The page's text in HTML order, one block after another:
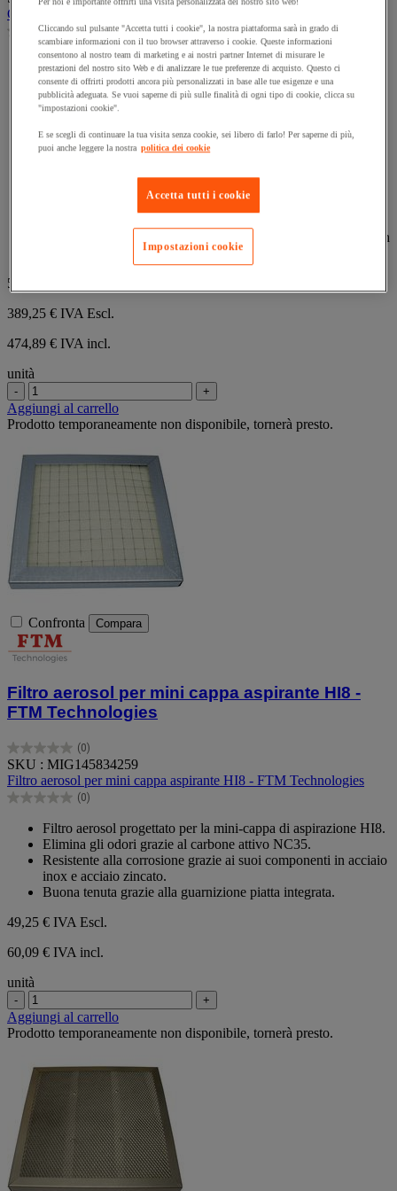
su
5
stelle.
Corpo dual solo
(0)
stelle.
Corpo Dual solo per ferro da saldare e risaldare.
Regolazione rapida e precisa delle temperature pilotata da
microprocessore.
Auto-diagnostica delle anomalie di funzionamento tramite
Tre livelli di programmazione (stand-by e blocco temperatura
+ offset*).
microprocessore pilota di tipo ST6.
*Funzione Offset: far coincidere la temperatura del guasto con
quella visualizzata.
519,00 €
389,25 € IVA Escl.
474,89 € IVA incl.
unità
- +
Aggiungi al carrello
Prodotto temporaneamente non disponibile, tornerà presto.
Confronta Compara
Filtro aerosol per mini cappa aspirante HI8 -
FTM Technologies
(0)
0.0
su
5
stelle.
SKU : MIG145834259
Filtro aerosol per mini cappa aspirante HI8 - FTM Technologies
(0)
0.0
Filtro aerosol progettato per la mini-cappa di aspirazione HI8.
Elimina gli odori grazie al carbone attivo NC35.
Resistente alla corrosione grazie ai suoi componenti in acciaio
inox e acciaio zincato.
Buona tenuta grazie alla guarnizione piatta integrata.
49,25 € IVA Escl.
60,09 € IVA incl.
unità
- +
Aggiungi al carrello
Prodotto temporaneamente non disponibile, tornerà presto.
Cliccando sul pulsante "Accetta tutti i cookie", la nostra piattaforma sarà in grado di
scambiare informazioni con il tuo browser attraverso i cookie. Queste informazioni
consentono al nostro team di marketing e ai nostri partner Internet di misurare le
prestazioni del nostro sito Web e di analizzare le tue preferenze di acquisto. Questo ci
consente di offrirti prodotti ancora più personalizzati in base alle tue esigenze e una
pubblicità adeguata. Se vuoi saperne di più sulle finalità di ogni tipo di cookie, clicca su
"impostazioni cookie".
E se scegli di continuare la tua visita senza cookie, sei libero di farlo! Per saperne di più,
puoi anche leggere la nostra politica dei cookie
Accetta tutti i cookie
Impostazioni cookie